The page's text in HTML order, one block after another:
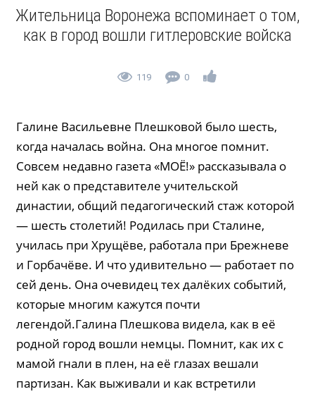
Жительница Воронежа вспоминает о том,
как в город вошли гитлеровские войска
119 0
Галине Васильевне Плешковой было шесть,
когда началась война. Она многое помнит.
Совсем недавно газета «МОЁ!» рассказывала о
ней как о представителе учительской
династии, общий педагогический стаж которой
— шесть столетий! Родилась при Сталине,
училась при Хрущёве, работала при Брежневе
и Горбачёве. И что удивительно — работает по
сей день. Она очевидец тех далёких событий,
которые многим кажутся почти
легендой.Галина Плешкова видела, как в её
родной город вошли немцы. Помнит, как их с
мамой гнали в плен, на её глазах вешали
партизан. Как выживали и как встретили